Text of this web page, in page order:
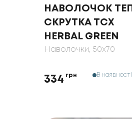
НАВОЛОЧОК ТЕП
СКРУТКА TCX
HERBAL GREEN
Наволочки, 50x70
334 грн В наявності